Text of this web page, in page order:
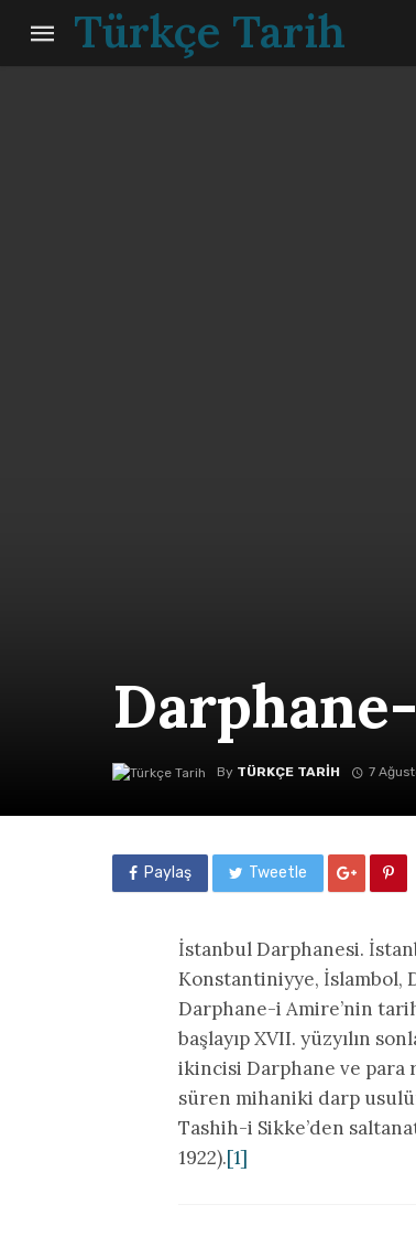
Türkçe Tarih
By TÜRKÇE TARIH 7
Paylaş Tweetle
İstanbul Darphanesi.
Konstantiniyye, İslambol,
Darphane-i Amire’nin
başlayıp XVII. yüzyılın
ikincisi Darphane ve para
süren mihaniki darp
Tashih-i Sikke’den
1922).[1]